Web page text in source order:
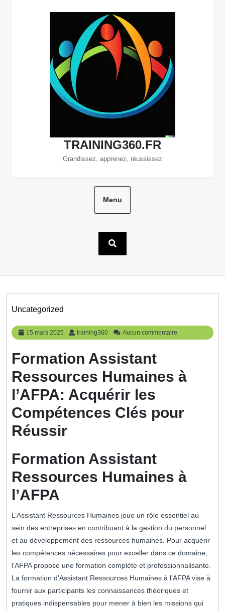
TRAINING360.FR
Grandissez, apprenez, réussissez
Menu
Uncategorized
15 mars 2025
15
mars
training360 training360
Aucun commentaire
Formation Assistant
Ressources Humaines à
l’AFPA: Acquérir les
Compétences Clés pour
Réussir
Formation Assistant
Ressources Humaines à
l’AFPA
L’Assistant Ressources Humaines joue un rôle essentiel au
sein des entreprises en contribuant à la gestion du personnel
et au développement des ressources humaines. Pour acquérir
les compétences nécessaires pour exceller dans ce domaine,
l’AFPA propose une formation complète et professionnalisante.
La formation d’Assistant Ressources Humaines à l’AFPA vise à
fournir aux participants les connaissances théoriques et
pratiques indispensables pour mener à bien les missions qui